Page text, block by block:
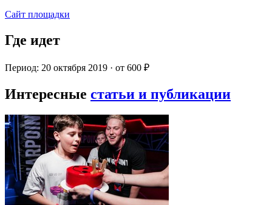
Сайт площадки
Где идет
Период: 20 октября 2019 · от 600 ₽
Интересные статьи и публикации